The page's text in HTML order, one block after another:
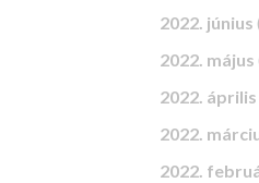
2022. június
2022. május
2022. április
2022.
2022.